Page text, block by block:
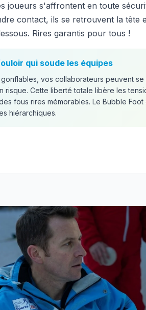
joueurs s'affrontent en toute
contact, ils se retrouvent la tête
Rires garantis pour tous !
qui soude les équipes
vos collaborateurs peuvent se
risque. Cette liberté totale libère les
fous rires mémorables. Le Bubble Foot
hiérarchiques.